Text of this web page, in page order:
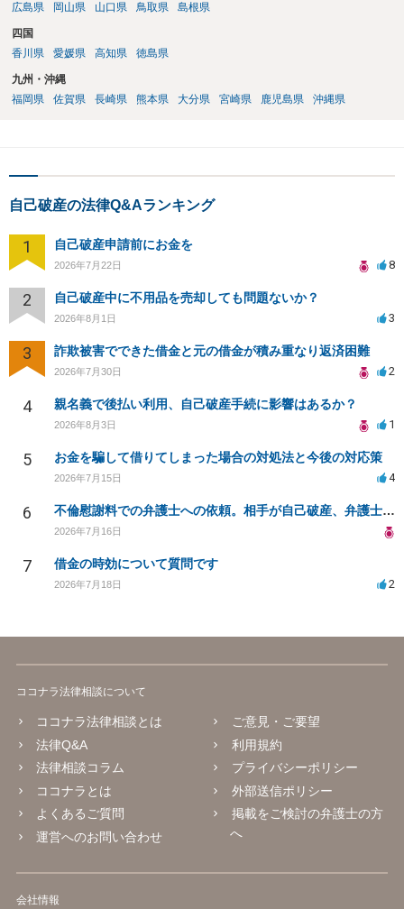
広島県
岡山県 山口県 鳥取県 島根県
四国
香川県
愛媛県 高知県 徳島県
九州・沖縄
福岡県
佐賀県 長崎県 熊本県 大分県 宮崎県 鹿児島県 沖縄県
自己破産の法律Q&Aランキング
1 自己破産申請前にお金を
2026年7月22日 8
2 自己破産中に不用品を売却しても問題ないか？
2026年8月1日 3
3 詐欺被害でできた借金と元の借金が積み重なり返済困難
2026年7月30日 2
4 親名義で後払い利用、自己破産手続に影響はあるか？
2026年8月3日 1
5 お金を騙して借りてしまった場合の対処法と今後の対応策
2026年7月15日 4
6 不倫慰謝料での弁護士への依頼。相手が自己破産、弁護士との契約範囲は？
2026年7月16日
7 借金の時効について質問です
2026年7月18日 2
ココナラ法律相談について
ココナラ法律相談とは
法律Q&A
法律相談コラム
ココナラとは
よくあるご質問
運営へのお問い合わせ
ご意見・ご要望
利用規約
プライバシーポリシー
外部送信ポリシー
掲載をご検討の弁護士の方
へ
会社情報